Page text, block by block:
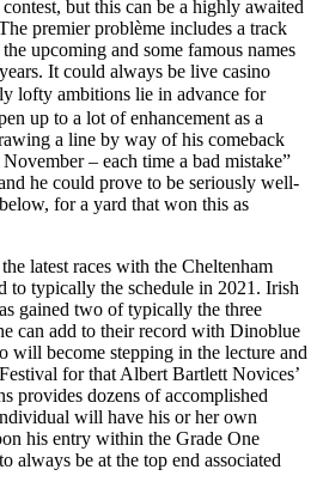
but this can be a highly awaited
premier problème includes a track
upcoming and some famous names
It could always be live casino
lofty ambitions lie in advance for
up to a lot of enhancement as a
a line by way of his comeback
– each time a bad mistake”
he could prove to be seriously well-
for a yard that won this as
latest races with the Cheltenham
to typically the schedule in 2021. Irish
gained two of typically the three
can add to their record with Dinoblue
will become stepping in the lecture and
for that Albert Bartlett Novices’
provides dozens of accomplished
will have his or her own
his entry within the Grade One
always be at the top end associated